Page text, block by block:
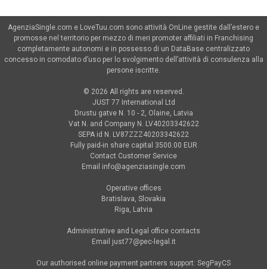
AgenziaSingle.com e LoveTuu.com sono attività OnLine gestite dall’estero e
promosse nel territorio per mezzo di meri promoter affiliati in Franchising
completamente autonomi e in possesso di un DataBase centralizzato
concesso in comodato d’uso per lo svolgimento dell’attività di consulenza alla
persone iscritte.
© 2026 All rights are reserved.
JUST 77 International Ltd
Drustu gatve N. 10 - 2, Olaine, Latvia
Vat N. and Company N. LV40203342622
SEPA id N. LV87ZZZ40203342622
Fully paid-in share capital 3500.00 EUR
Contact Customer Service
Email info@agenziasingle.com
Operative offices
Bratislava, Slovakia
Riga, Latvia
Administrative and Legal office contacts
Email just77@pec-legal.it
Our authorised online payment partners support: SegPayCS